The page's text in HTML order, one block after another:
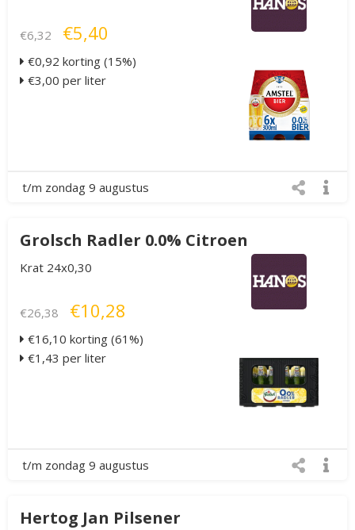
€6,32 €5,40
€0,92 korting (15%)
€3,00 per liter
t/m zondag 9 augustus
Grolsch Radler 0.0% Citroen
Krat 24x0,30
€26,38 €10,28
€16,10 korting (61%)
€1,43 per liter
t/m zondag 9 augustus
Hertog Jan Pilsener